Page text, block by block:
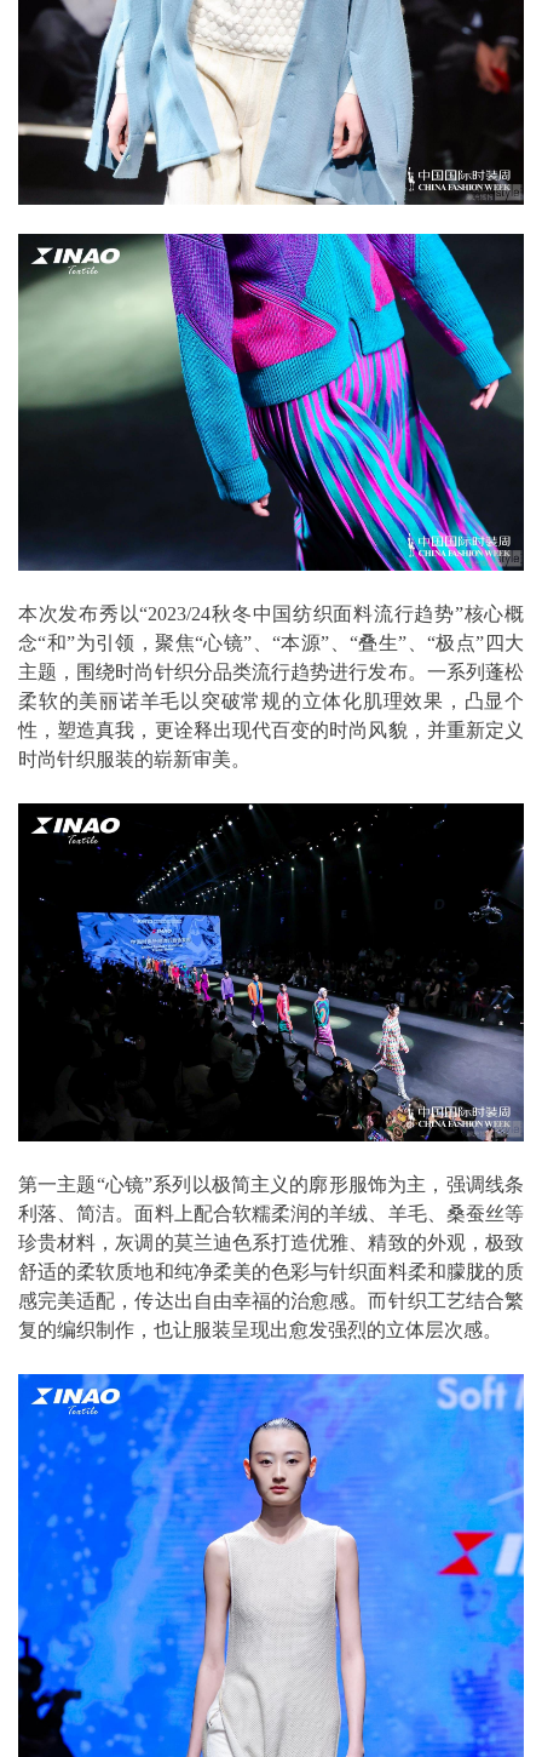
本次发布秀以“2023/24秋冬中国纺织面料流行趋势”核心概
念“和”为引领，聚焦“心镜”、“本源”、“叠生”、“极点”四大
主题，围绕时尚针织分品类流行趋势进行发布。一系列蓬松
柔软的美丽诺羊毛以突破常规的立体化肌理效果，凸显个
性，塑造真我，更诠释出现代百变的时尚风貌，并重新定义
时尚针织服装的崭新审美。
第一主题“心镜”系列以极简主义的廓形服饰为主，强调线条
利落、简洁。面料上配合软糯柔润的羊绒、羊毛、桑蚕丝等
珍贵材料，灰调的莫兰迪色系打造优雅、精致的外观，极致
舒适的柔软质地和纯净柔美的色彩与针织面料柔和朦胧的质
感完美适配，传达出自由幸福的治愈感。而针织工艺结合繁
复的编织制作，也让服装呈现出愈发强烈的立体层次感。